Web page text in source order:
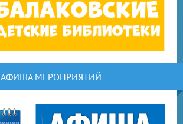
АФИША МЕРОПРИЯТИЙ